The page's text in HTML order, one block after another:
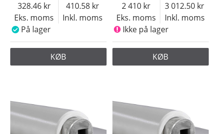
Eks. moms
328.46
Inkl. moms
410.58
På lager
KØB
Eks. moms
2 410
Inkl. moms
3 012.50
Ikke på lager
KØB